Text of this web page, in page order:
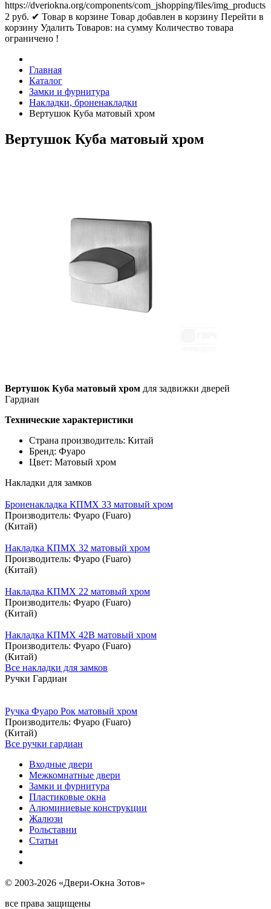
https://dveriokna.org/components/com_jshopping/files/img_products
2 руб. ✔ Товар в корзине Товар добавлен в корзину Перейти в
корзину Удалить Товаров: на сумму Количество товара
ограничено !
Главная
Каталог
Замки и фурнитура
Накладки, броненакладки
Вертушок Куба матовый хром
Вертушок Куба матовый хром
Вертушок Куба матовый хром для задвижки дверей
Гардиан
Технические характеристики
Страна производитель: Китай
Бренд: Фуаро
Цвет: Матовый хром
Накладки для замков
Броненакладка КПМХ 33 матовый хром
Производитель: Фуаро (Fuaro)
(Китай)
Накладка КПМХ 32 матовый хром
Производитель: Фуаро (Fuaro)
(Китай)
Накладка КПМХ 22 матовый хром
Производитель: Фуаро (Fuaro)
(Китай)
Накладка КПМХ 42В матовый хром
Производитель: Фуаро (Fuaro)
(Китай)
Все накладки для замков
Ручки Гардиан
Ручка Фуаро Рок матовый хром
Производитель: Фуаро (Fuaro)
(Китай)
Все ручки гардиан
Входные двери
Межкомнатные двери
Замки и фурнитура
Пластиковые окна
Алюминиевые конструкции
Жалюзи
Рольставни
Статьи
© 2003-2026 «Двери-Окна Зотов»
все права защищены